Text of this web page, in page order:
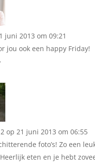
juni 2013 om 09:21
jou ook een happy Friday!
op 21 juni 2013 om 06:55
foto’s! Zo een
eten en je hebt